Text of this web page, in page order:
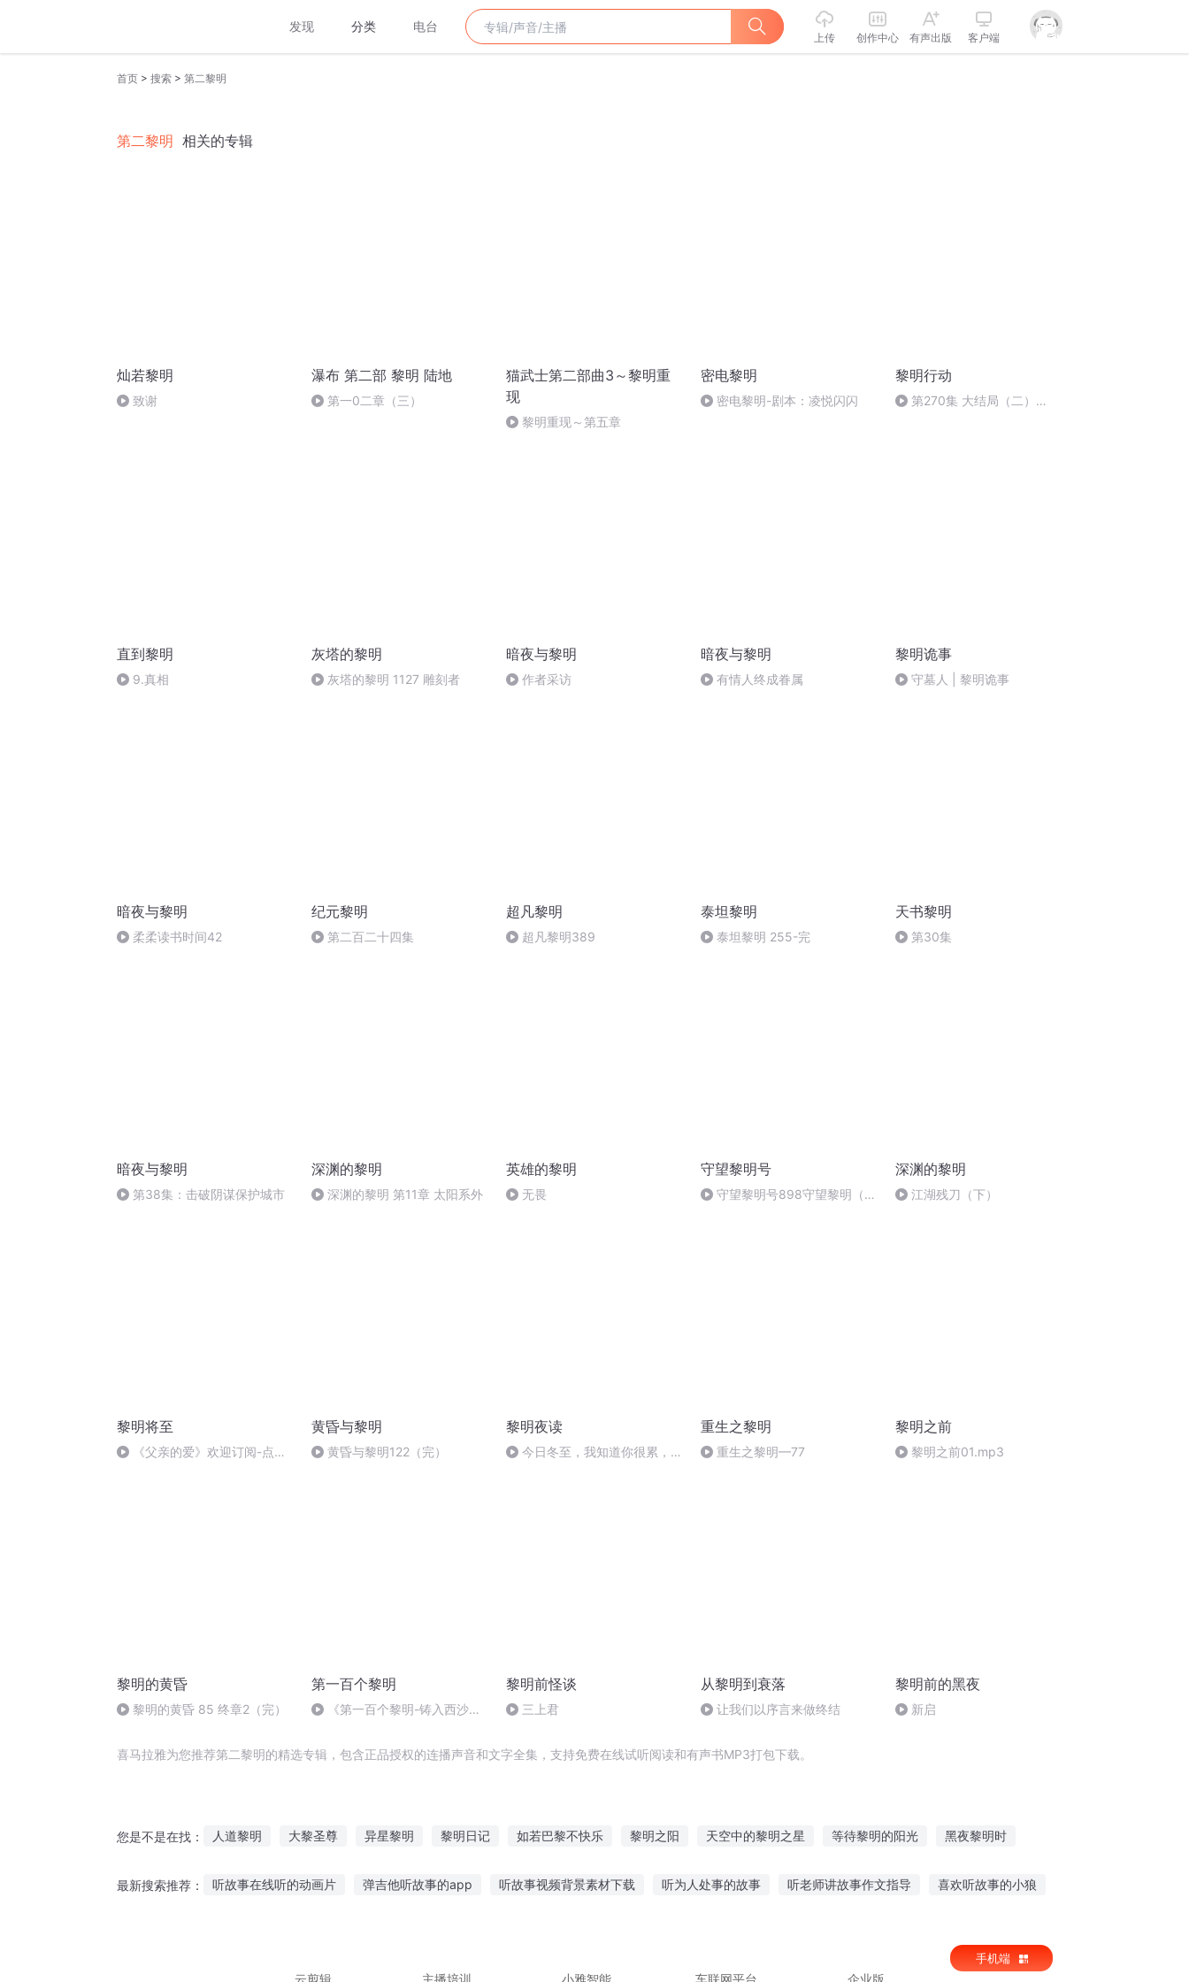
发现 分类 电台
上传 创作中心 有声出版 客户端
首页 > 搜索 > 第二黎明
第二黎明 相关的专辑
灿若黎明
致谢
瀑布 第二部 黎明 陆地
第一0二章（三）
猫武士第二部曲3～黎明重
现
黎明重现～第五章
密电黎明
密电黎明-剧本：凌悦闪闪
黎明行动
第270集 大结局（二）
直到黎明
9.真相
灰塔的黎明
灰塔的黎明 1127 雕刻者
暗夜与黎明
作者采访
暗夜与黎明
有情人终成眷属
黎明诡事
守墓人 | 黎明诡事
暗夜与黎明
柔柔读书时间42
纪元黎明
第二百二十四集
超凡黎明
超凡黎明389
泰坦黎明
泰坦黎明 255-完
天书黎明
第30集
暗夜与黎明
第38集：击破阴谋保护城市
深渊的黎明
深渊的黎明 第11章 太阳系外
英雄的黎明
无畏
守望黎明号
守望黎明号898守望黎明（大
深渊的黎明
江湖残刀（下）
黎明将至
《父亲的爱》欢迎订阅-点赞-
黄昏与黎明
黄昏与黎明122（完）
黎明夜读
今日冬至，我知道你很累，但
重生之黎明
重生之黎明—77
黎明之前
黎明之前01.mp3
黎明的黄昏
黎明的黄昏 85 终章2（完）
第一百个黎明
《第一百个黎明-铸入西沙的
（春水）
黎明前怪谈
三上君
从黎明到衰落
让我们以序言来做终结
黎明前的黑夜
新启
喜马拉雅为您推荐第二黎明的精选专辑，包含正品授权的连播声音和文字全集，支持免费在线试听阅读和有声书MP3打包下载。
您是不是在找： 人道黎明 大黎圣尊 异星黎明 黎明日记 如若巴黎不快乐 黎明之阳 天空中的黎明之星 等待黎明的阳光 黑夜黎明时
最新搜索推荐： 听故事在线听的动画片 弹吉他听故事的app 听故事视频背景素材下载 听为人处事的故事 听老师讲故事作文指导 喜欢听故事的小狼
云剪辑
主播培训 小雅智能 车联网平台 企业版
手机端